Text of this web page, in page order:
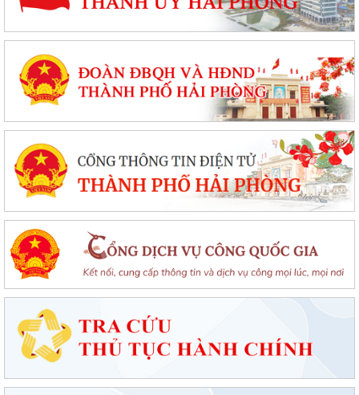
Tổ đại biểu số 09 HĐND thành phố Hải Phòng tiếp xúc cử tri sau Kỳ họp
Đặc khu Cát Hải triển khai Chương trình quốc gia về an toàn trong sử
dụng điện giai đoạn 2026 - 2035
Khơi dậy tiềm năng, phát huy sức mạnh kinh tế tư nhân tại đặc khu Cát
Đặc khu Cát Hải quyết tâm thực hiện thắng lợi Nghị quyết số 11-
NQ/TU, tạo động lực tăng trưởng...
Đặc khu Cát Hải đẩy mạnh triển khai Nghị quyết số 57-NQ/TW, tạo đột
phá về khoa học, công nghệ và...
UBND đặc khu Cát Hải đánh giá kết quả phát triển kinh tế - xã hội tháng
7, triển khai nhiệm vụ...
Đặc khu Cát Hải đẩy mạnh chuyển đổi số, thúc đẩy thanh toán không
dùng tiền mặt trong lĩnh vực du...
Đặc khu Cát Hải đẩy mạnh thực hiện Nghị quyết số 68-NQ/TW về phát